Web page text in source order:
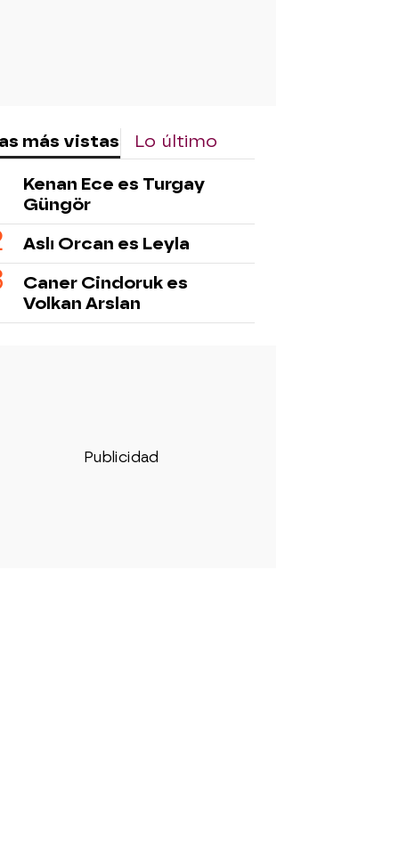
más vistas Lo último
Kenan Ece es Turgay
Güngör
Aslı Orcan es Leyla
Caner Cindoruk es
Volkan Arslan